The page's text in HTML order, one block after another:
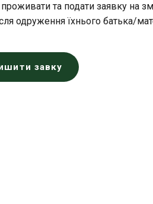
та подати заявку на
одруження їхнього батька/
завку